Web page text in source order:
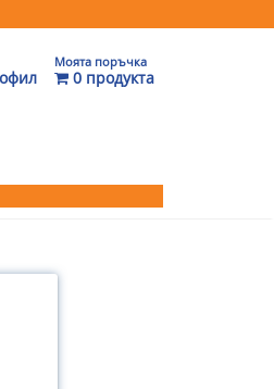
Моята поръчка
0 продукта